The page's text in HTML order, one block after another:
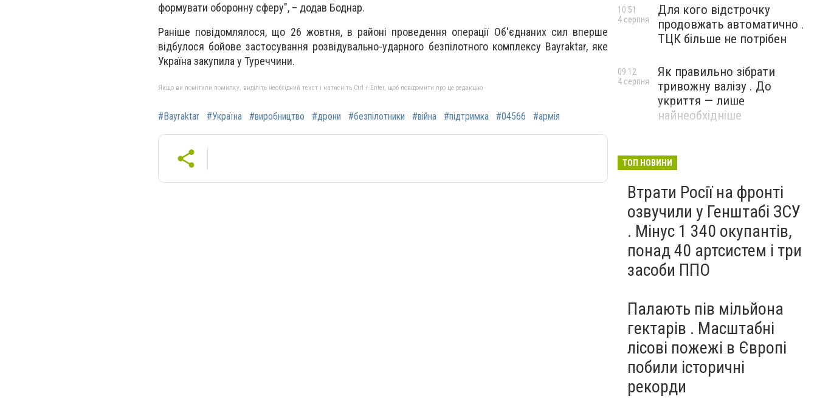
формувати оборонну сферу", – додав Боднар.
Раніше повідомлялося, що 26 жовтня, в районі проведення операції Об'єднаних сил вперше
відбулося бойове застосування розвідувально-ударного безпілотного комплексу Bayraktar, яке
Україна закупила у Туреччини.
Якщо ви помітили помилку, виділіть необхідний текст і натисніть Ctrl + Enter, щоб повідомити про це редакцію
#Bayraktar #Україна #виробництво #дрони #безпілотники #війна #підтримка #04566 #армія
Для кого відстрочку
продовжать автоматично .
ТЦК більше не потрібен
10:51
4 серпня
Як правильно зібрати
тривожну валізу . До
укриття — лише
найнеобхідніше
09:12
4 серпня
ТОП НОВИНИ
Втрати Росії на фронті
озвучили у Генштабі ЗСУ
. Мінус 1 340 окупантів,
понад 40 артсистем і три
засоби ППО
Палають пів мільйона
гектарів . Масштабні
лісові пожежі в Європі
побили історичні
рекорди